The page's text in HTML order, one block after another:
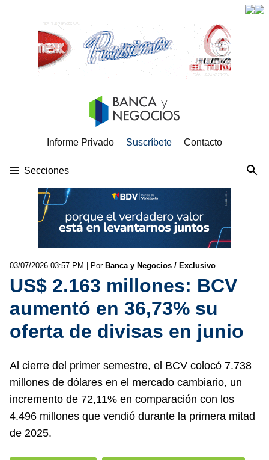
Informe Privado Suscríbete Contacto
Secciones
03/07/2026 03:57 PM | Por Banca y Negocios / Exclusivo
US$ 2.163 millones: BCV
aumentó en 36,73% su
oferta de divisas en junio
Al cierre del primer semestre, el BCV colocó 7.738
millones de dólares en el mercado cambiario, un
incremento de 72,11% en comparación con los
4.496 millones que vendió durante la primera mitad
de 2025.